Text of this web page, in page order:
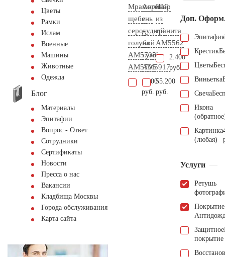
Цветы
Рамки
Ислам
Военные
Машины
Животные
Одежда
Блог
Материалы
Эпитафии
Вопрос - Ответ
Сотрудники
Сертификаты
Новости
Пресса о нас
Вакансии
Кладбища Москвы
Города обслуживания
Карта сайта
Мраморный
щебень
серо-
голубой
АМ5705
AM5705
1.900
руб.
Ангел
с
дудкой
на
тумбе
AM5917
55.200
руб.
Шар
из
гранита
AM5562
2.400
руб.
Доп.
Эпитафия
Крестик
Цветы
Виньетка
Свеча
Икона
Картинка
(любая)
Услуги
Ретушь
Покрытие
Защитное
покрытие